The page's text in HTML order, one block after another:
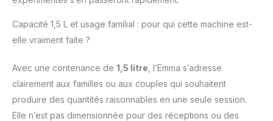
retours gratuits et des
dans notre application
Capacité 1,5 L et usage familial : pour qui cette machine est-
elle vraiment faite ?
Avec une contenance de 1,5 litre , l’Emma s’adresse
clairement aux familles ou aux couples qui souhaitent
produire des quantités raisonnables en une seule session.
Elle n’est pas dimensionnée pour des réceptions ou des